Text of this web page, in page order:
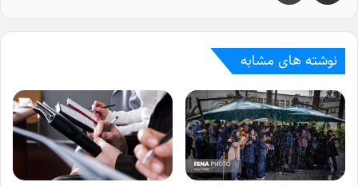
نوشته های مشابه